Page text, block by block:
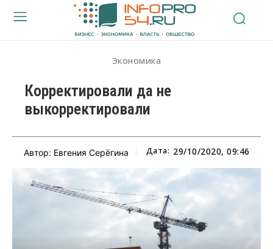
Экономика
Корректировали да не
выкорректировали
Автор: Евгения Серёгина Дата: 29/10/2020, 09:46